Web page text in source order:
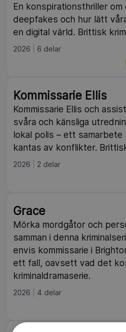
En konspirationsthriller om
deepfakes och hur lätt
en digital värld. Brittisk
2026 6 delar
Kommissarie Ellis
Kommissarie Ellis och
svåra och känsliga
lokal polis – ett samarbete
kantas av konflikter.
2026 2 delar
Grace
Mörka mordgåtor och
samman i denna
envis kommissarie i
ett fall, oavsett vad det
kriminaldramaserie.
2026 4 delar